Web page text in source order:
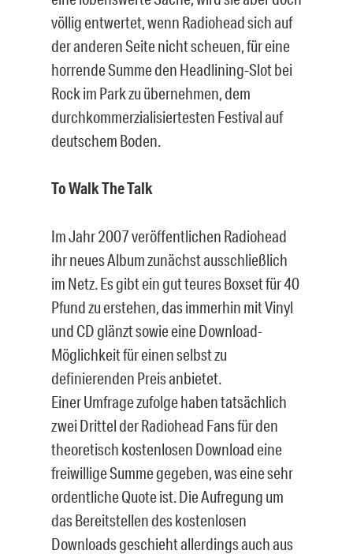
völlig entwertet, wenn Radiohead sich auf
der anderen Seite nicht scheuen, für eine
horrende Summe den Headlining-Slot bei
Rock im Park zu übernehmen, dem
durchkommerzialisiertesten Festival auf
deutschem Boden.
To Walk The Talk
Im Jahr 2007 veröffentlichen Radiohead
ihr neues Album zunächst ausschließlich
im Netz. Es gibt ein gut teures Boxset für 40
Pfund zu erstehen, das immerhin mit Vinyl
und CD glänzt sowie eine Download-
Möglichkeit für einen selbst zu
definierenden Preis anbietet.
Einer Umfrage zufolge haben tatsächlich
zwei Drittel der Radiohead Fans für den
theoretisch kostenlosen Download eine
freiwillige Summe gegeben, was eine sehr
ordentliche Quote ist. Die Aufregung um
das Bereitstellen des kostenlosen
Downloads geschieht allerdings auch aus